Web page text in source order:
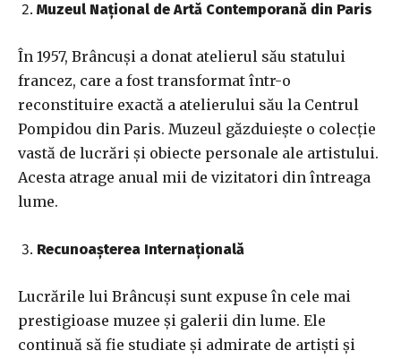
Muzeul Național de Artă Contemporană din Paris
În 1957, Brâncuși a donat atelierul său statului
francez, care a fost transformat într-o
reconstituire exactă a atelierului său la Centrul
Pompidou din Paris. Muzeul găzduiește o colecție
vastă de lucrări și obiecte personale ale artistului.
Acesta atrage anual mii de vizitatori din întreaga
lume.
Recunoașterea Internațională
Lucrările lui Brâncuși sunt expuse în cele mai
prestigioase muzee și galerii din lume. Ele
continuă să fie studiate și admirate de artiști și